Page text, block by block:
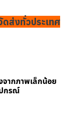
ส่งทั่วประเทศ
จากภาพเล็กน้อย
กรณ์